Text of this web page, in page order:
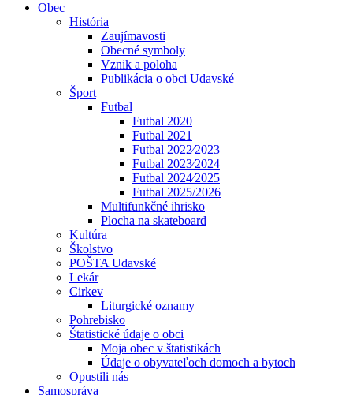
Obec
História
Zaujímavosti
Obecné symboly
Vznik a poloha
Publikácia o obci Udavské
Šport
Futbal
Futbal 2020
Futbal 2021
Futbal 2022⁄2023
Futbal 2023⁄2024
Futbal 2024⁄2025
Futbal 2025/2026
Multifunkčné ihrisko
Plocha na skateboard
Kultúra
Školstvo
POŠTA Udavské
Lekár
Cirkev
Liturgické oznamy
Pohrebisko
Štatistické údaje o obci
Moja obec v štatistikách
Údaje o obyvateľoch domoch a bytoch
Opustili nás
Samospráva